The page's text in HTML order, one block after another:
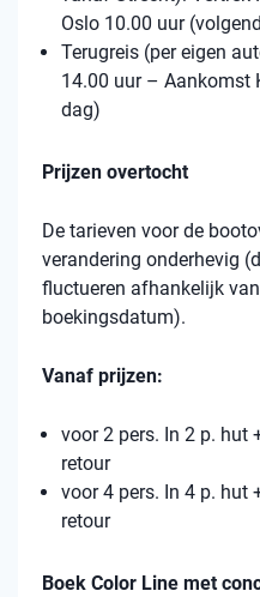
Oslo 10.00 uur
Terugreis (per eigen
14.00 uur – Aankomst
dag)
Prijzen overtocht
De tarieven voor de
verandering onderhevig
fluctueren afhankelijk
boekingsdatum).
Vanaf prijzen:
voor 2 pers. In 2 p. hut
retour
voor 4 pers. In 4 p. hut
retour
Boek Color Line met